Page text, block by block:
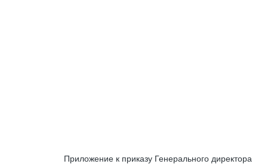
Приложение к приказу Генерального директора